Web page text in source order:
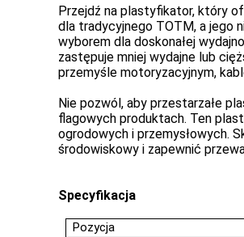
Przejdź na plastyfikator, który
dla tradycyjnego TOTM, a jego
wyborem dla doskonałej
zastępuje mniej wydajne lub
przemyśle motoryzacyjnym,
Nie pozwól, aby przestarzałe
flagowych produktach. Ten
ogrodowych i przemysłowych.
środowiskowy i zapewnić
Specyfikacja
Pozycja